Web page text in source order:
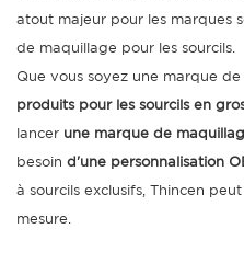
atout majeur pour les marques
de maquillage pour les sourcils.
Que vous soyez une marque
produits pour les sourcils en
lancer une marque de
besoin d'une personnalisation
à sourcils exclusifs, Thincen
mesure.